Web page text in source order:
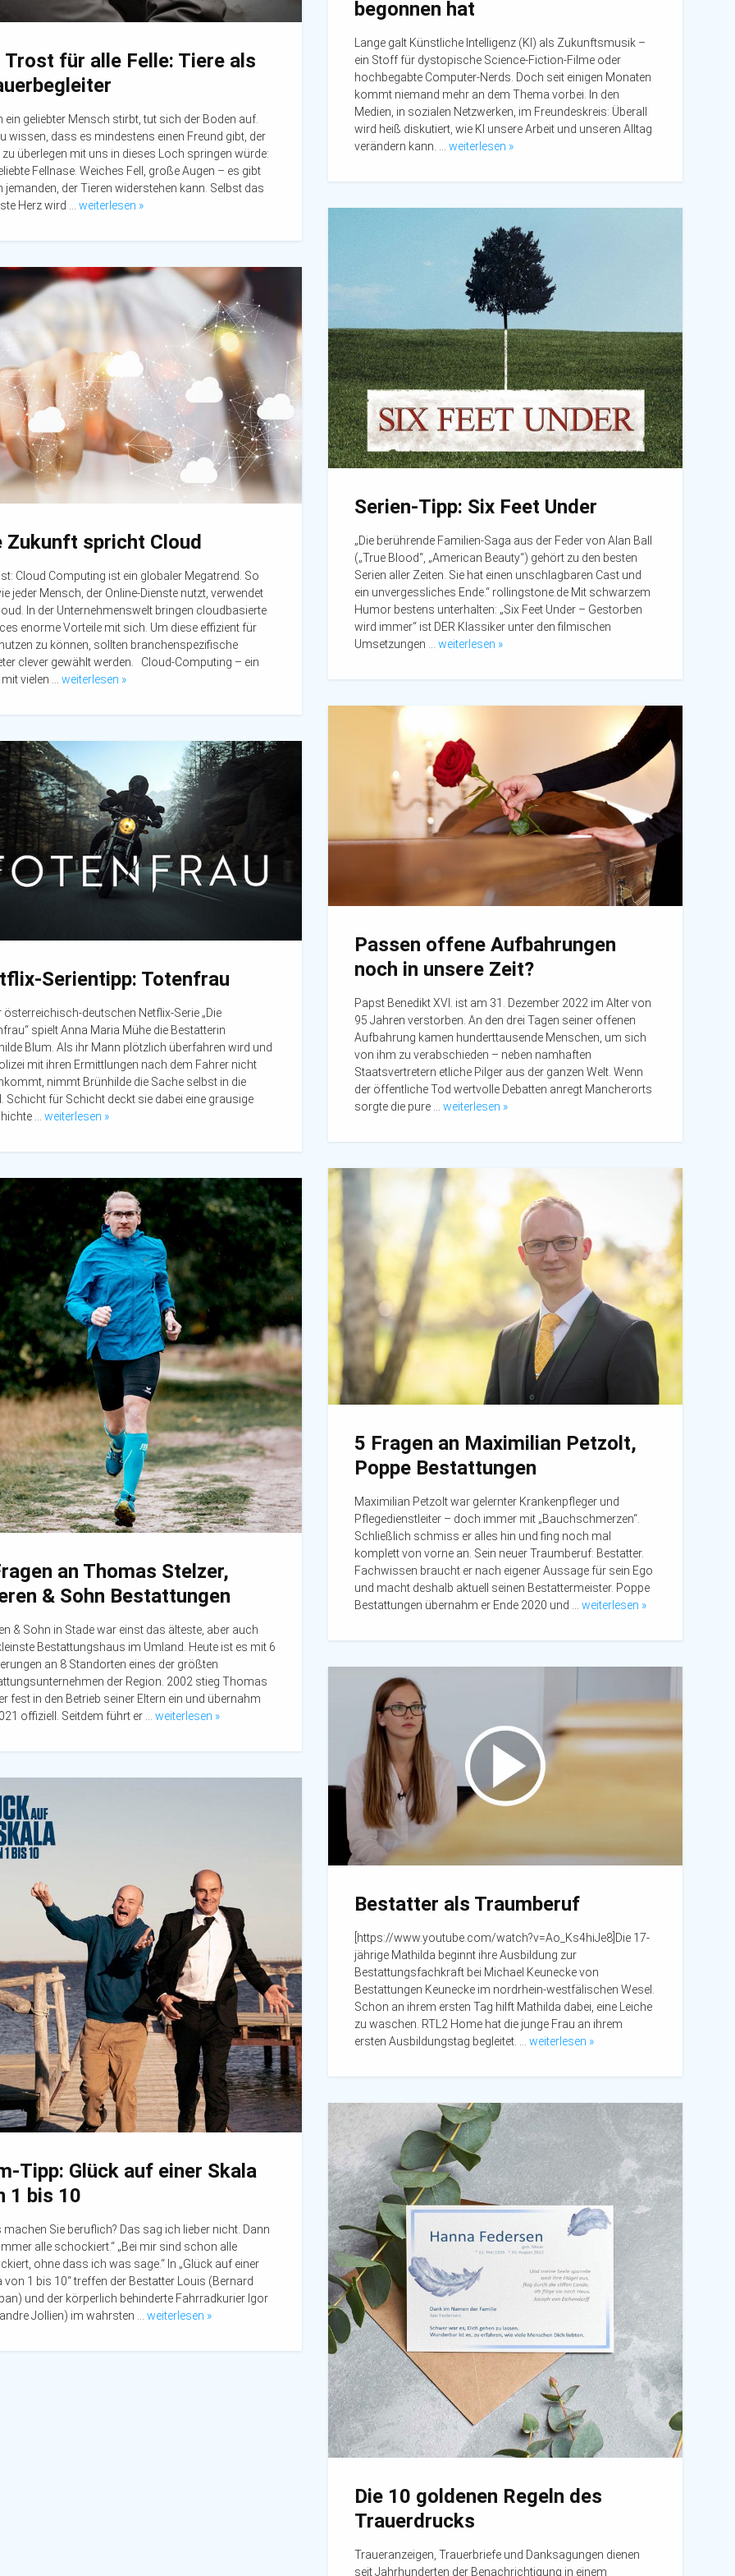
Trost für alle Felle: Tiere als
ein geliebter Mensch stirbt, tut sich der Boden auf.
wissen, dass es mindestens einen Freund gibt, der
überlegen mit uns in dieses Loch springen würde:
Fellnase. Weiches Fell, große Augen – es gibt
jemanden, der Tieren widerstehen kann. Selbst das
Herz wird … weiterlesen »
begonnen hat
Lange galt Künstliche Intelligenz (KI) als Zukunftsmusik –
ein Stoff für dystopische Science-Fiction-Filme oder
hochbegabte Computer-Nerds. Doch seit einigen Monaten
kommt niemand mehr an dem Thema vorbei. In den
Medien, in sozialen Netzwerken, im Freundeskreis: Überall
wird heiß diskutiert, wie KI unsere Arbeit und unseren Alltag
verändern kann. … weiterlesen »
Serien-Tipp: Six Feet Under
„Die berührende Familien-Saga aus der Feder von Alan Ball
(„True Blood“, „American Beauty“) gehört zu den besten
Serien aller Zeiten. Sie hat einen unschlagbaren Cast und
ein unvergessliches Ende.“ rollingstone.de Mit schwarzem
Humor bestens unterhalten: „Six Feet Under – Gestorben
wird immer“ ist DER Klassiker unter den filmischen
Umsetzungen … weiterlesen »
Zukunft spricht Cloud
Cloud Computing ist ein globaler Megatrend. So
jeder Mensch, der Online-Dienste nutzt, verwendet
In der Unternehmenswelt bringen cloudbasierte
enorme Vorteile mit sich. Um diese effizient für
zu können, sollten branchenspezifische
clever gewählt werden. Cloud-Computing – ein
vielen … weiterlesen »
Passen offene Aufbahrungen
noch in unsere Zeit?
Papst Benedikt XVI. ist am 31. Dezember 2022 im Alter von
95 Jahren verstorben. An den drei Tagen seiner offenen
Aufbahrung kamen hunderttausende Menschen, um sich
von ihm zu verabschieden – neben namhaften
Staatsvertretern etliche Pilger aus der ganzen Welt. Wenn
der öffentliche Tod wertvolle Debatten anregt Mancherorts
sorgte die pure … weiterlesen »
Serientipp: Totenfrau
österreichisch-deutschen Netflix-Serie „Die
spielt Anna Maria Mühe die Bestatterin
Blum. Als ihr Mann plötzlich überfahren wird und
mit ihren Ermittlungen nach dem Fahrer nicht
nimmt Brünhilde die Sache selbst in die
Schicht für Schicht deckt sie dabei eine grausige
… weiterlesen »
5 Fragen an Maximilian Petzolt,
Poppe Bestattungen
Maximilian Petzolt war gelernter Krankenpfleger und
Pflegedienstleiter – doch immer mit „Bauchschmerzen“.
Schließlich schmiss er alles hin und fing noch mal
komplett von vorne an. Sein neuer Traumberuf: Bestatter.
Fachwissen braucht er nach eigener Aussage für sein Ego
und macht deshalb aktuell seinen Bestattermeister. Poppe
Bestattungen übernahm er Ende 2020 und … weiterlesen »
an Thomas Stelzer,
& Sohn Bestattungen
& Sohn in Stade war einst das älteste, aber auch
Bestattungshaus im Umland. Heute ist es mit 6
an 8 Standorten eines der größten
der Region. 2002 stieg Thomas
fest in den Betrieb seiner Eltern ein und übernahm
offiziell. Seitdem führt er … weiterlesen »
Bestatter als Traumberuf
[https://www.youtube.com/watch?v=Ao_Ks4hiJe8]Die 17-
jährige Mathilda beginnt ihre Ausbildung zur
Bestattungsfachkraft bei Michael Keunecke von
Bestattungen Keunecke im nordrhein-westfälischen Wesel.
Schon an ihrem ersten Tag hilft Mathilda dabei, eine Leiche
zu waschen. RTL2 Home hat die junge Frau an ihrem
ersten Ausbildungstag begleitet. … weiterlesen »
Tipp: Glück auf einer Skala
1 bis 10
machen Sie beruflich? Das sag ich lieber nicht. Dann
alle schockiert.“ „Bei mir sind schon alle
ohne dass ich was sage.“ In „Glück auf einer
von 1 bis 10“ treffen der Bestatter Louis (Bernard
und der körperlich behinderte Fahrradkurier Igor
Jollien) im wahrsten … weiterlesen »
Die 10 goldenen Regeln des
Trauerdrucks
Traueranzeigen, Trauerbriefe und Danksagungen dienen
seit Jahrhunderten der Benachrichtigung in einem